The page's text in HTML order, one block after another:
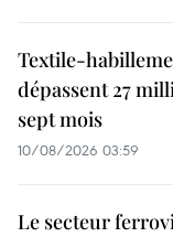
Textile-
dépassent 27
sept mois
10/08/2026 03:59
Le secteur